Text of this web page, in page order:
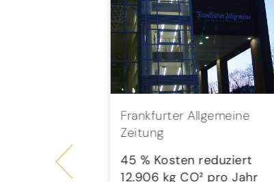
reduziert
pro Jahr
Frankfurter Allgemeine
Zeitung
45 % Kosten reduziert
12.906 kg CO² pro Jahr